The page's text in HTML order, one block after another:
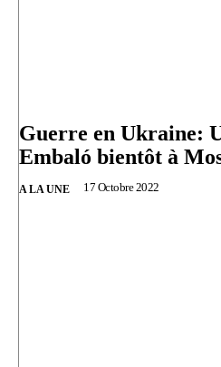
Guerre en Ukraine:
Embaló bientôt à
A LA UNE 17 Octobre 2022